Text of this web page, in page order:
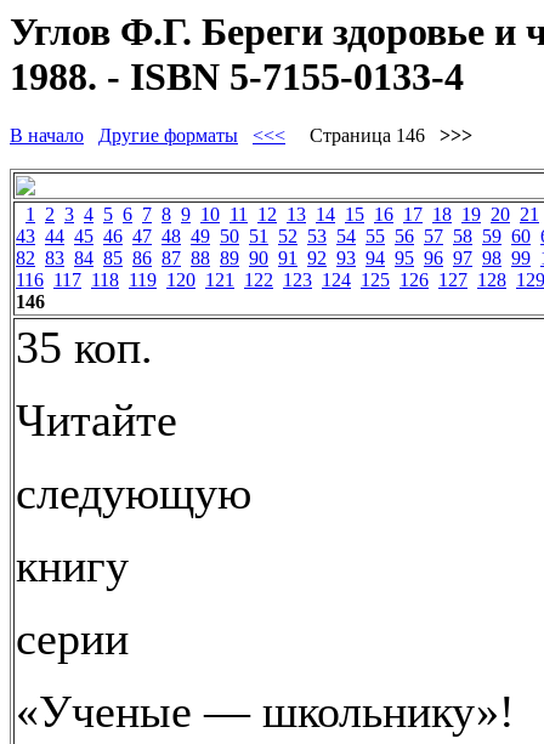
Углов Ф.Г. Береги здоровье и
1988. - ISBN 5-7155-0133-4
В начало Другие форматы <<< Страница 146 >>>
1 2 3 4 5 6 7 8 9 10 11 12 13 14 15 16 17 18 19 20 21
43 44 45 46 47 48 49 50 51 52 53 54 55 56 57 58 59 60
82 83 84 85 86 87 88 89 90 91 92 93 94 95 96 97 98 99
116 117 118 119 120 121 122 123 124 125 126 127 128 129
146
35 коп.
Читайте
следующую
книгу
серии
«Ученые — школьнику»!